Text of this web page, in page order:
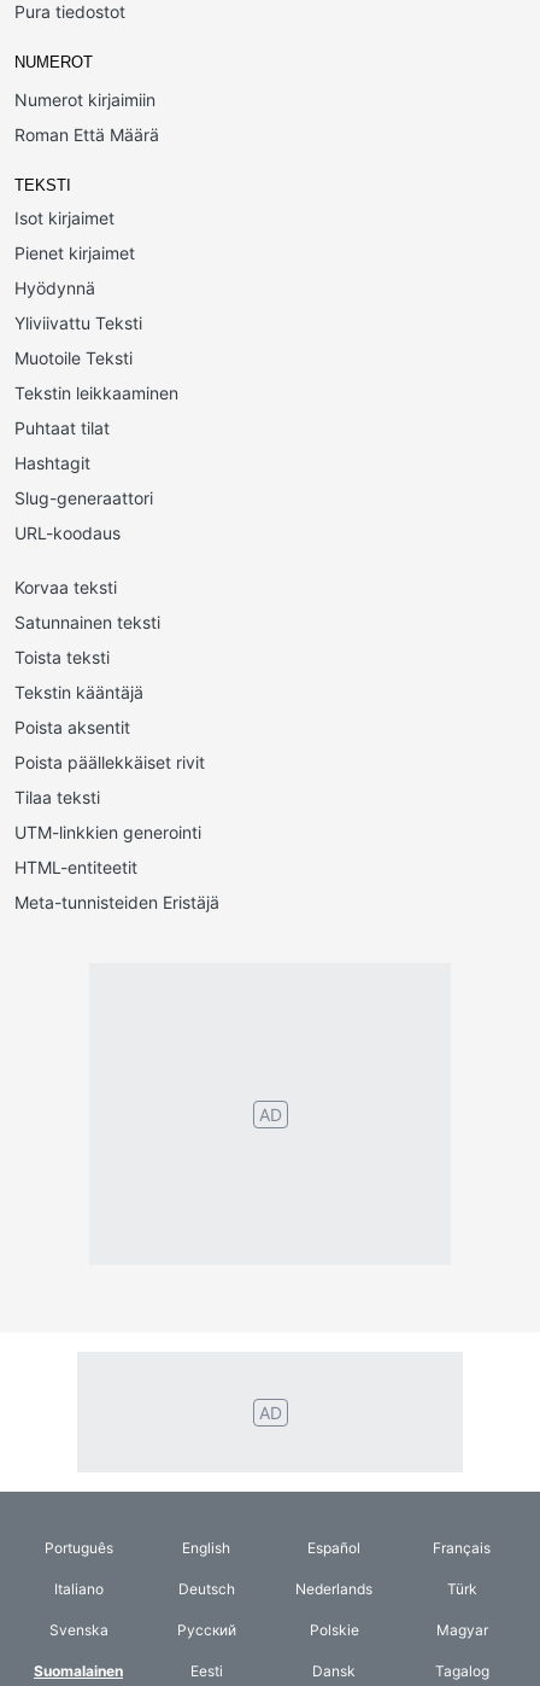
Pura tiedostot
NUMEROT
Numerot kirjaimiin
Roman Että Määrä
TEKSTI
Isot kirjaimet
Pienet kirjaimet
Hyödynnä
Yliviivattu Teksti
Muotoile Teksti
Tekstin leikkaaminen
Puhtaat tilat
Hashtagit
Slug-generaattori
URL-koodaus
Korvaa teksti
Satunnainen teksti
Toista teksti
Tekstin kääntäjä
Poista aksentit
Poista päällekkäiset rivit
Tilaa teksti
UTM-linkkien generointi
HTML-entiteetit
Meta-tunnisteiden Eristäjä
AD
©2026 TextConverter Tietosuojakäytäntö